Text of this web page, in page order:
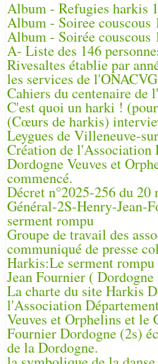
Album - Refugies harkis
Album - Soiree couscous
Album - Soirée couscous
A- Liste des 146
Rivesaltes établie par
les services de
Cahiers du centenaire de
C'est quoi un harki !
(Cœurs de harkis)
Leygues de Villeneuve-
Création de l'Association
Dordogne Veuves et
commencé.
Décret n°2025-256 du 20
Général-2S-Henry-Jean-
serment rompu
Groupe de travail des
communiqué de presse
Harkis:Le serment
Jean Fournier ( Dordogne
La charte du site Harkis
l'Association
Veuves et Orphelins et le
Fournier Dordogne (2s)
de la Dordogne.